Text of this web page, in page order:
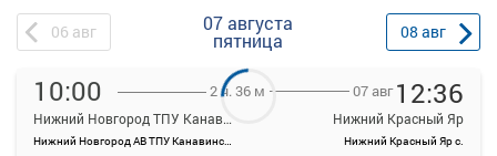
06 авг 07 августа
пятница 08 авг
10:00
Нижний Новгород ТПУ Канавинский
Нижний Новгород АВ ТПУ Канавинский
2 ч. 36 м 07 авг 12:36
Нижний Красный Яр
Нижний Красный Яр с.